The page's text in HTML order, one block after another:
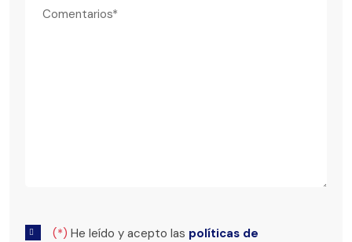
(*) He leído y acepto las políticas de